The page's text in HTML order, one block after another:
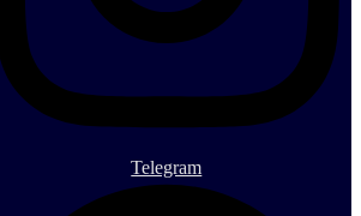
Telegram